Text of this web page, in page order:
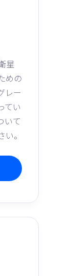
星
めの
レー
てい
いて
。